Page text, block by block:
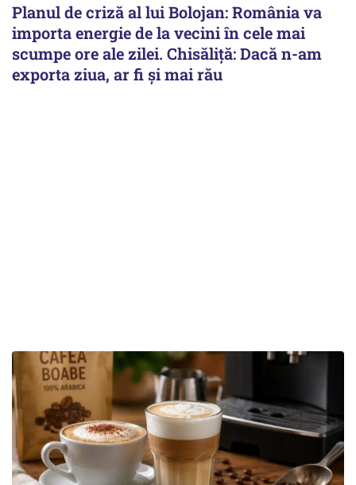
Planul de criză al lui Bolojan: România va
importa energie de la vecini în cele mai
scumpe ore ale zilei. Chisăliță: Dacă n-am
exporta ziua, ar fi și mai rău